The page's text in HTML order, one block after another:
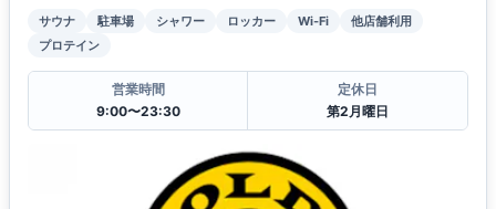
サウナ 駐車場 シャワー ロッカー Wi-Fi
他店舗利用
プロテイン
営業時間
9:00〜23:30
定休日
第2月曜日